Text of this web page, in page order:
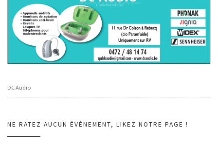
DC Audio
NE RATEZ AUCUN ÉVÉNEMENT, LIKEZ NOTRE PAGE !